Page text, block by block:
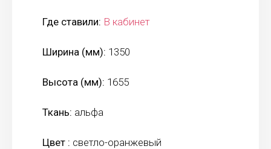
Где ставили: В кабинет
Ширина (мм): 1350
Высота (мм): 1655
Ткань: альфа
Цвет : светло-оранжевый